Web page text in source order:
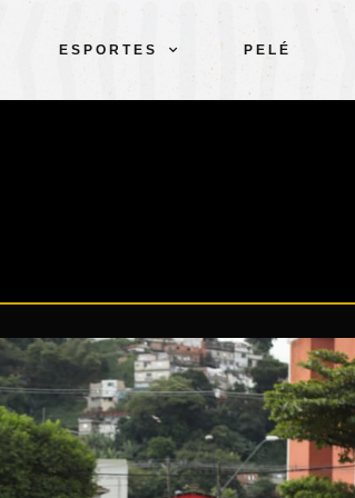
ESPORTES PELÉ